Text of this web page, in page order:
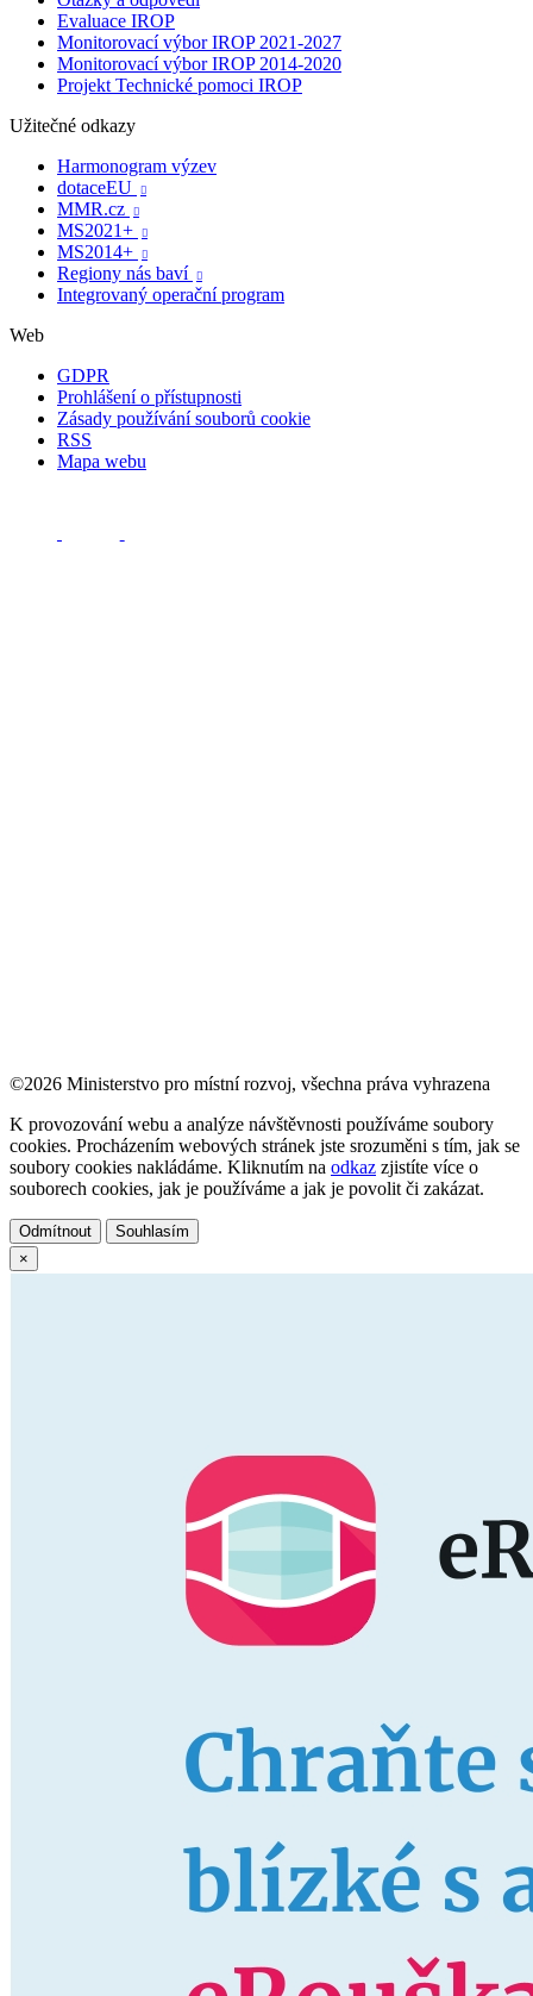
Evaluace IROP
Monitorovací výbor IROP 2021-2027
Monitorovací výbor IROP 2014-2020
Projekt Technické pomoci IROP
Užitečné odkazy
Harmonogram výzev
dotaceEU

MMR.cz 
MS2021+ 
MS2014+ 
Regiony nás baví 
Integrovaný operační program
Web
GDPR
Prohlášení o přístupnosti
Zásady používání souborů cookie
RSS
Mapa webu
©2026 Ministerstvo pro místní rozvoj, všechna práva vyhrazena
K provozování webu a analýze návštěvnosti používáme soubory
cookies. Procházením webových stránek jste srozuměni s tím, jak se
soubory cookies nakládáme. Kliknutím na odkaz zjistíte více o
souborech cookies, jak je používáme a jak je povolit či zakázat.
Odmítnout
Souhlasím
×